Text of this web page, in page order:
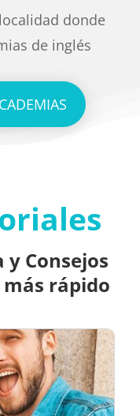
donde
de inglés
Consejos
rápido